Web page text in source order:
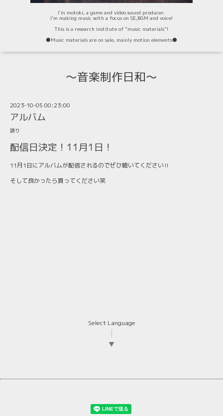
I'm motoki, a game and video sound producer.
I'm making music with a focus on SE,BGM and voice!
This is a research institute of "music materials"!
⚫️Music materials are on sale, mainly motion elements⚫️
〜音楽制作日和〜
2023-10-05 00:23:00
アルバム
語り
配信日決定！11月1日！
11月1日にアルバムが配信されるのでぜひ聴いてください‼︎
そして良かったら買ってください笑
Select Language
▼